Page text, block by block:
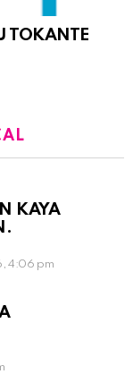
TOKANTE
KAYA
4:06 pm